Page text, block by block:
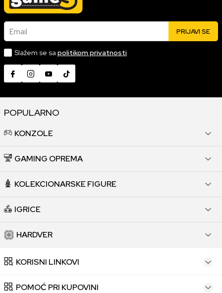
Email PRIJAVI SE
Slažem se sa politikom privatnosti
POPULARNO
KONZOLE
GAMING OPREMA
KOLEKCIONARSKE FIGURE
IGRICE
HARDVER
KORISNI LINKOVI
POMOĆ PRI KUPOVINI